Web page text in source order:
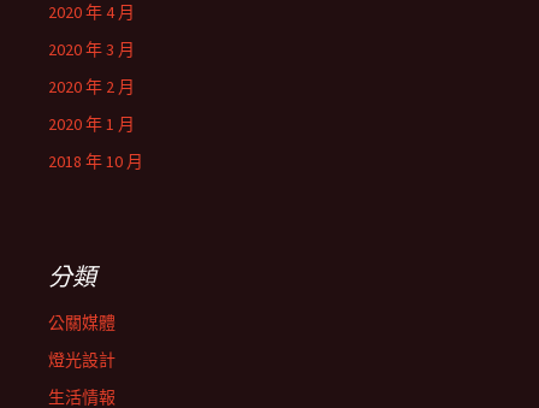
2020 年 4 月
2020 年 3 月
2020 年 2 月
2020 年 1 月
2018 年 10 月
分類
公關媒體
燈光設計
生活情報